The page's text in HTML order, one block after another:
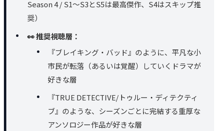
Season 4 / S1〜S3とS5は最高傑作、S4はスキップ推
奨）
👀 推奨視聴層：
『ブレイキング・バッド』のように、平凡な小
市民が転落（あるいは覚醒）していくドラマが
好きな層
『TRUE DETECTIVE/トゥルー・ディテクティ
ブ』のような、シーズンごとに完結する重厚な
アンソロジー作品が好きな層